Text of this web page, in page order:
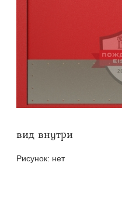
вид внутри
Рисунок: нет